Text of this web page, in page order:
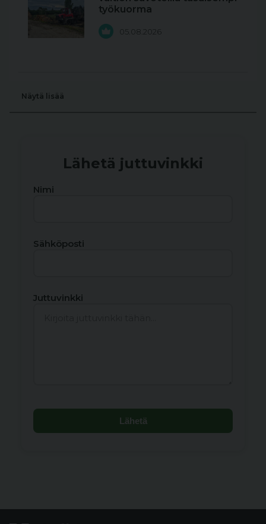
työkuorma
05.08.2026
Näytä lisää
Lähetä juttuvinkki
Nimi
Sähköposti
Juttuvinkki
Lähetä